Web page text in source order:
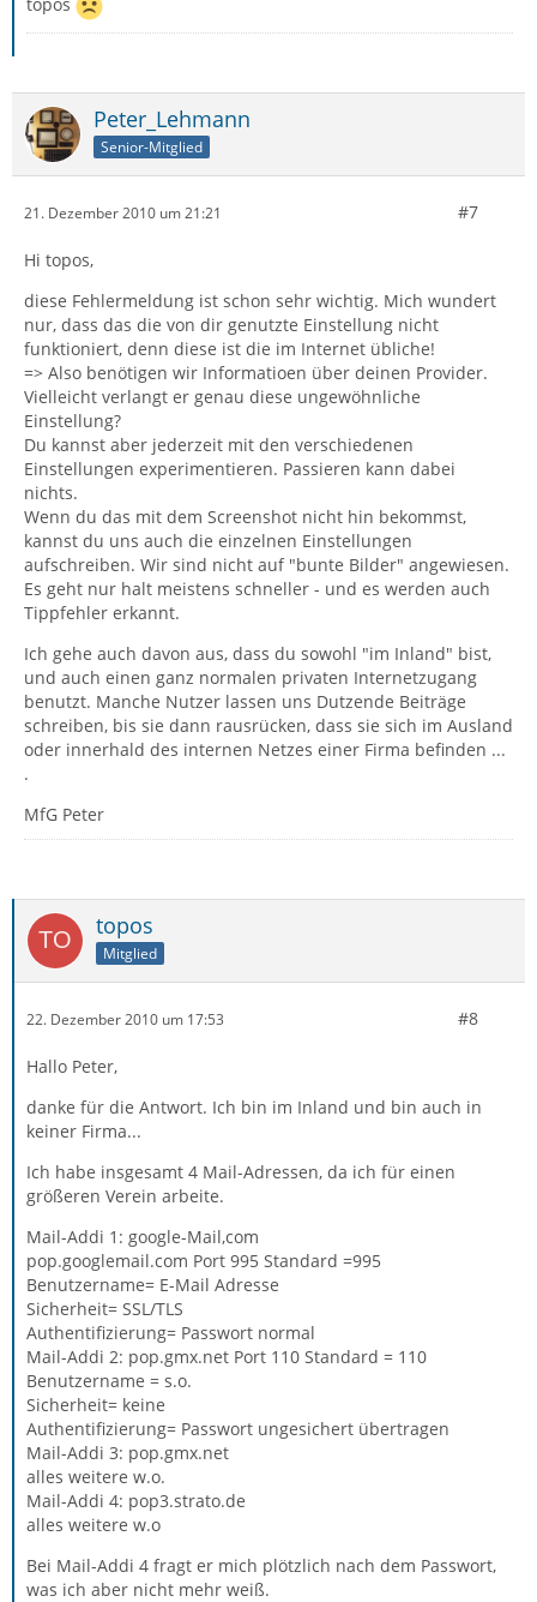
Peter_Lehmann
Senior-Mitglied
21. Dezember 2010 um 21:21 #7
Hi topos,
diese Fehlermeldung ist schon sehr wichtig. Mich wundert
nur, dass das die von dir genutzte Einstellung nicht
funktioniert, denn diese ist die im Internet übliche!
=> Also benötigen wir Informatioen über deinen Provider.
Vielleicht verlangt er genau diese ungewöhnliche
Einstellung?
Du kannst aber jederzeit mit den verschiedenen
Einstellungen experimentieren. Passieren kann dabei
nichts.
Wenn du das mit dem Screenshot nicht hin bekommst,
kannst du uns auch die einzelnen Einstellungen
aufschreiben. Wir sind nicht auf "bunte Bilder" angewiesen.
Es geht nur halt meistens schneller - und es werden auch
Tippfehler erkannt.
Ich gehe auch davon aus, dass du sowohl "im Inland" bist,
und auch einen ganz normalen privaten Internetzugang
benutzt. Manche Nutzer lassen uns Dutzende Beiträge
schreiben, bis sie dann rausrücken, dass sie sich im Ausland
oder innerhald des internen Netzes einer Firma befinden ...
.
MfG Peter
topos
Mitglied
22. Dezember 2010 um 17:53 #8
Hallo Peter,
danke für die Antwort. Ich bin im Inland und bin auch in
keiner Firma...
Ich habe insgesamt 4 Mail-Adressen, da ich für einen
größeren Verein arbeite.
Mail-Addi 1: google-Mail,com
pop.googlemail.com Port 995 Standard =995
Benutzername= E-Mail Adresse
Sicherheit= SSL/TLS
Authentifizierung= Passwort normal
Mail-Addi 2: pop.gmx.net Port 110 Standard = 110
Benutzername = s.o.
Sicherheit= keine
Authentifizierung= Passwort ungesichert übertragen
Mail-Addi 3: pop.gmx.net
alles weitere w.o.
Mail-Addi 4: pop3.strato.de
alles weitere w.o
Bei Mail-Addi 4 fragt er mich plötzlich nach dem Passwort,
was ich aber nicht mehr weiß.